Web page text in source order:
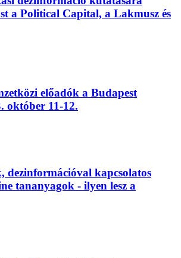
a Political Capital, a Lakmusz és
előadók a Budapest
október 11-12.
dezinformációval kapcsolatos
tananyagok - ilyen lesz a